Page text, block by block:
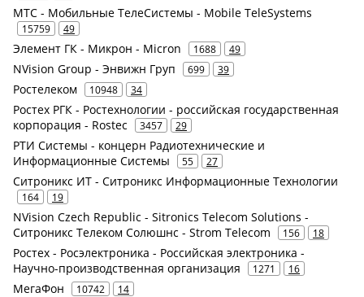
МТС - Мобильные ТелеСистемы - Mobile TeleSystems
15759 49
Элемент ГК - Микрон - Micron 1688 49
NVision Group - Энвижн Груп 699 39
Ростелеком 10948 34
Ростех РГК - Ростехнологии - российская государственная
корпорация - Rostec
3457 29
РТИ Системы - концерн Радиотехнические и
Информационные Системы
55 27
Ситроникс ИТ - Ситроникс Информационные Технологии
164 19
NVision Czech Republic - Sitronics Telecom Solutions -
Ситроникс Телеком Солюшнс - Strom Telecom
156 18
Ростех - Росэлектроника - Российская электроника -
Научно-производственная организация
1271 16
МегаФон 10742 14